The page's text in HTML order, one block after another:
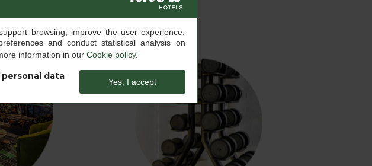
browsing, improve the user experience,
and conduct statistical analysis on
information in our Cookie policy.
data
Yes, I accept